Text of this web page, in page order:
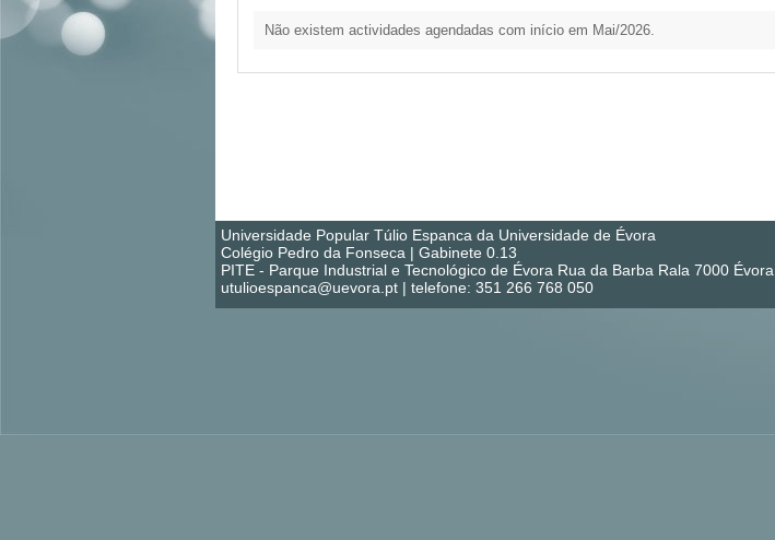
Não existem actividades agendadas com início em Mai/2026.
Universidade Popular Túlio Espanca da Universidade de Évora
Colégio Pedro da Fonseca | Gabinete 0.13
PITE - Parque Industrial e Tecnológico de Évora Rua da Barba Rala 7000 Évora
utulioespanca@uevora.pt | telefone: 351 266 768 050